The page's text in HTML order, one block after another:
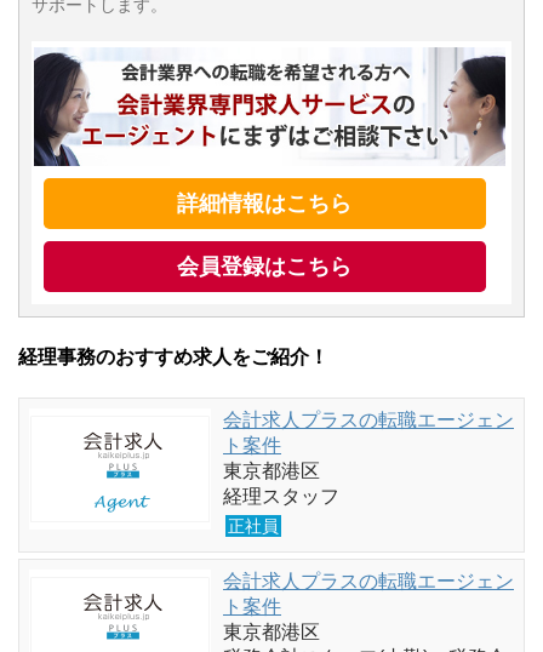
サポートします。
詳細情報はこちら
会員登録はこちら
経理事務のおすすめ求人をご紹介！
会計求人プラスの転職エージェン
ト案件
東京都港区
経理スタッフ
正社員
会計求人プラスの転職エージェン
ト案件
東京都港区